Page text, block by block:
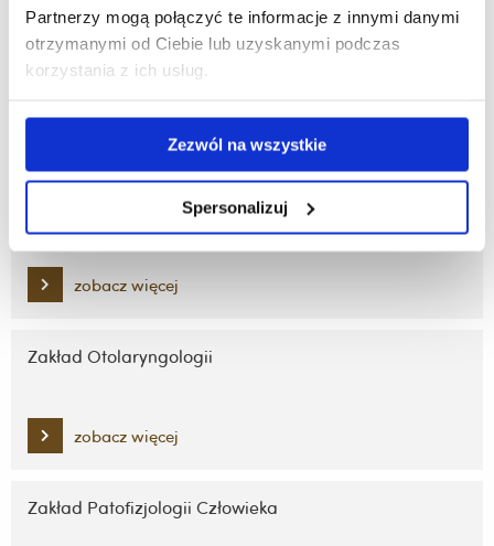
Partnerzy mogą połączyć te informacje z innymi danymi
otrzymanymi od Ciebie lub uzyskanymi podczas
korzystania z ich usług.
Zezwól na wszystkie
Spersonalizuj
Zakład Onkologii, Radioterapii i Medycyny
Translacyjnej
zobacz więcej
Zakład Ortopedii i Traumatologii
zobacz więcej
Zakład Otolaryngologii
zobacz więcej
Zakład Patofizjologii Człowieka